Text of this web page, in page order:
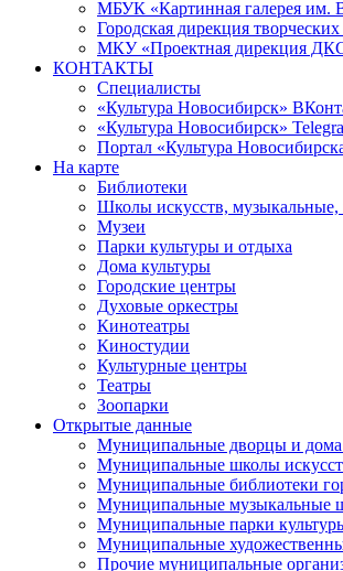
МБУК «Картинная галерея им.
Городская дирекция
МКУ «Проектная дирекция
КОНТАКТЫ
Специалисты
«Культура Новосибирск»
«Культура Новосибирск»
Портал «Культура
На карте
Библиотеки
Школы искусств, музыкальные,
Музеи
Парки культуры и отдыха
Дома культуры
Городские центры
Духовые оркестры
Кинотеатры
Киностудии
Культурные центры
Театры
Зоопарки
Открытые данные
Муниципальные дворцы и дома
Муниципальные школы
Муниципальные библиотеки
Муниципальные музыкальные
Муниципальные парки
Муниципальные
Прочие муниципальные